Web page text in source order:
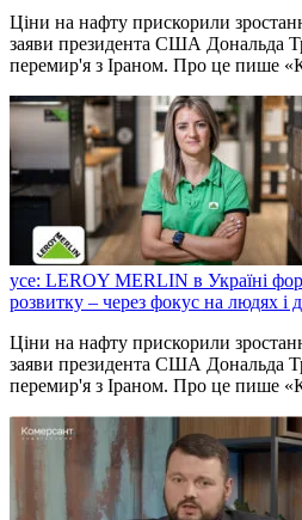
Ціни на нафту прискорили
заяви президента США Дональда
перемир'я з Іраном. Про це пише
усе: LEROY MERLIN в Україні
розвитку – через фокус на людях і
Ціни на нафту прискорили
заяви президента США Дональда
перемир'я з Іраном. Про це пише